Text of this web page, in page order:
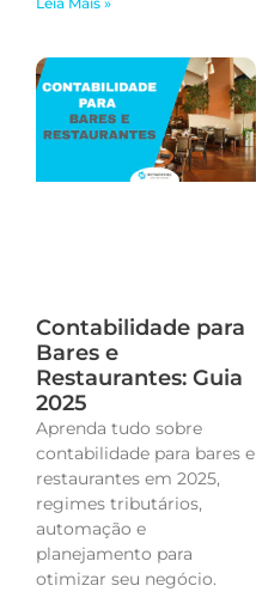
Contabilidade para
Bares e
Restaurantes: Guia
2025
Aprenda tudo sobre
contabilidade para bares e
restaurantes em 2025,
regimes tributários,
automação e
planejamento para
otimizar seu negócio.